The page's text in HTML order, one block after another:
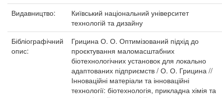
Видавництво:
Київський національний університет
технологій та дизайну
Бібліографічний
опис:
Грицина О. О. Оптимізований підхід до
проєктування маломасштабних
біотехнологічних установок для локально
адаптованих підприємств / О. О. Грицина //
Інноваційні матеріали та інноваційні
технології: біотехнологія, прикладна хімія та